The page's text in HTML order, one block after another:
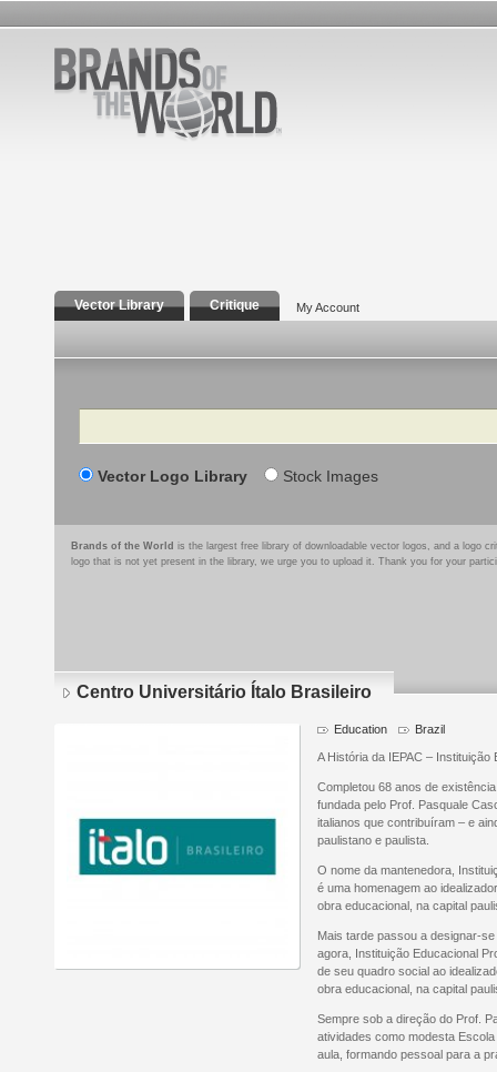
Vector Library Critique My Account
Search
Vector Logo Library Stock Images
Brands of the World is the largest free library of downloadable vector logos, and a logo
logo that is not yet present in the library, we urge you to upload it. Thank you for your
Centro Universitário Ítalo Brasileiro
Education Brazil
A História da IEPAC –
Completou 68 anos de
fundada pelo Prof. Pasquale
italianos que contribuíram – e
paulistano e paulista.
O nome da mantenedora,
é uma homenagem ao
obra educacional, na capital
Mais tarde passou a designar-
agora, Instituição Educacional
de seu quadro social ao
obra educacional, na capital
Sempre sob a direção do Prof.
atividades como modesta
aula, formando pessoal para a